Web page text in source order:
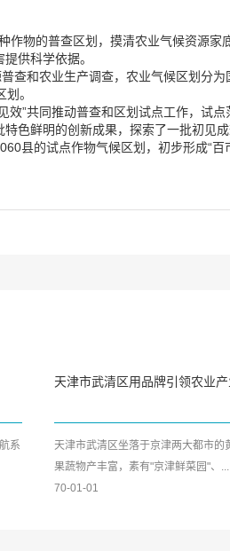
物的普查区划，摸清农业气候资源家
供科学依据。
查和农业生产调查，农业气候区划分
。
效”共同推动普查和区划试点工作，试
色鲜明的创新成果，探索了一批初见
县的试点作物气候区划，初步形成“百
系
天津市武清区用品牌引领农业
天津市武清区坐落于京津两大都市的
果蔬物产丰富，素有"京津鲜菜园"、...
70-01-01